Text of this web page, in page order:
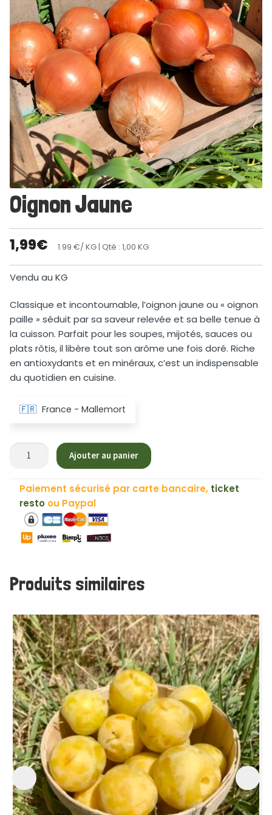
Oignon Jaune
1,99€ 1.99 €/ KG| Qté : 1,00 KG
Vendu au KG
Classique et incontournable, l’oignon jaune ou « oignon
paille » séduit par sa saveur relevée et sa belle tenue à
la cuisson. Parfait pour les soupes, mijotés, sauces ou
plats rôtis, il libère tout son arôme une fois doré. Riche
en antioxydants et en minéraux, c’est un indispensable
du quotidien en cuisine.
🇫🇷 France - Mallemort
quantité
Jaune
Ajouter au panier
Paiement sécurisé par carte bancaire, ticket
resto ou Paypal
Produits similaires